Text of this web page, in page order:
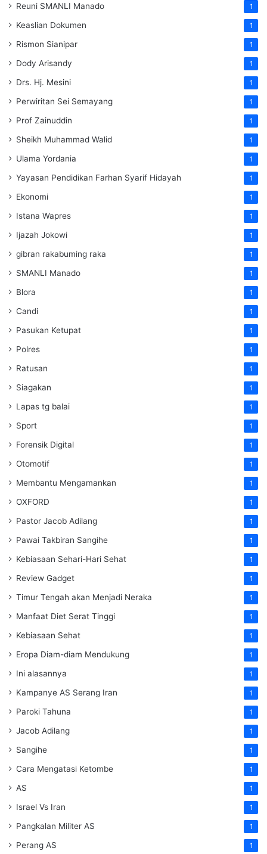
Reuni SMANLI Manado 1
Keaslian Dokumen 1
Rismon Sianipar 1
Dody Arisandy 1
Drs. Hj. Mesini 1
Perwiritan Sei Semayang 1
Prof Zainuddin 1
Sheikh Muhammad Walid 1
Ulama Yordania 1
Yayasan Pendidikan Farhan Syarif Hidayah 1
Ekonomi 1
Istana Wapres 1
Ijazah Jokowi 1
gibran rakabuming raka 1
SMANLI Manado 1
Blora 1
Candi 1
Pasukan Ketupat 1
Polres 1
Ratusan 1
Siagakan 1
Lapas tg balai 1
Sport 1
Forensik Digital 1
Otomotif 1
Membantu Mengamankan 1
OXFORD 1
Pastor Jacob Adilang 1
Pawai Takbiran Sangihe 1
Kebiasaan Sehari-Hari Sehat 1
Review Gadget 1
Timur Tengah akan Menjadi Neraka 1
Manfaat Diet Serat Tinggi 1
Kebiasaan Sehat 1
Eropa Diam-diam Mendukung 1
Ini alasannya 1
Kampanye AS Serang Iran 1
Paroki Tahuna 1
Jacob Adilang 1
Sangihe 1
Cara Mengatasi Ketombe 1
AS 1
Israel Vs Iran 1
Pangkalan Militer AS 1
Perang AS 1